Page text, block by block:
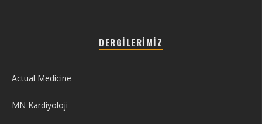
DERGILERIMIZ
Actual Medicine
MN Kardiyoloji